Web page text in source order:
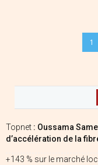
1
Topnet : Oussama
d’accélération de la
+143 % sur le marché